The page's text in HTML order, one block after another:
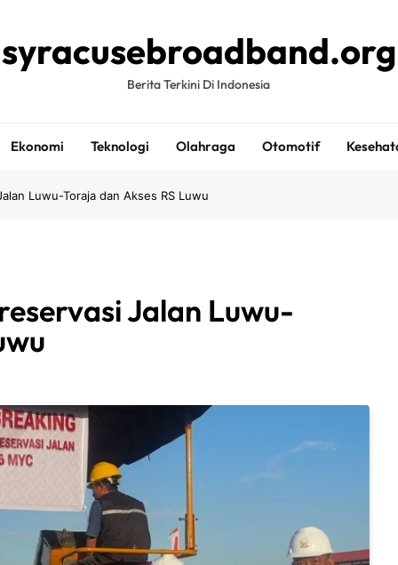
syracusebroadband.org
Berita Terkini Di Indonesia
Ekonomi Teknologi Olahraga Otomotif
Luwu-Toraja dan Akses RS Luwu
Jalan Luwu-